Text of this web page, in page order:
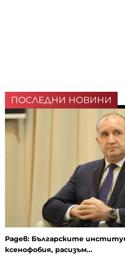
ПОСЛЕДНИ НОВИНИ
Радев: Българските
ксенофобия, расизъм...